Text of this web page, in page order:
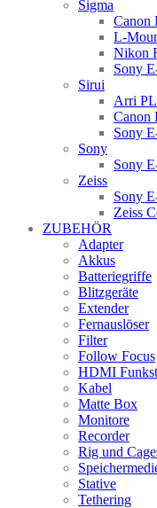
Sigma
Canon
L-
Nikon
Sony
Sirui
Arri PL
Canon
Sony
Sony
Sony
Zeiss
Sony
Zeiss
ZUBEHÖR
Adapter
Akkus
Batteriegriffe
Blitzgeräte
Extender
Fernauslöser
Filter
Follow Focus
HDMI
Kabel
Matte Box
Monitore
Recorder
Rig und
Stative
Tethering